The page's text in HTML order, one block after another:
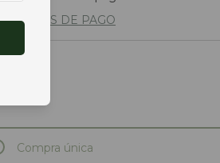
MEDIOS DE PAGO
Compra única